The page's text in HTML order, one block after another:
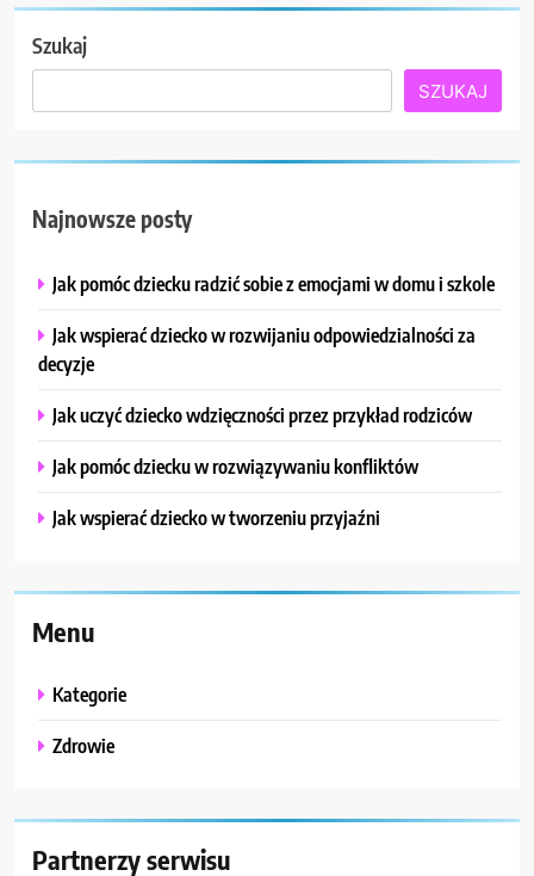
Szukaj
SZUKAJ
Najnowsze posty
Jak pomóc dziecku radzić sobie z emocjami w domu i szkole
Jak wspierać dziecko w rozwijaniu odpowiedzialności za
decyzje
Jak uczyć dziecko wdzięczności przez przykład rodziców
Jak pomóc dziecku w rozwiązywaniu konfliktów
Jak wspierać dziecko w tworzeniu przyjaźni
Menu
Kategorie
Zdrowie
Partnerzy serwisu